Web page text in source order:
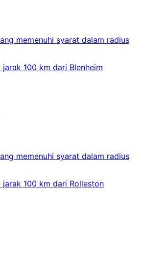
memenuhi syarat dalam radius
100 km dari Blenheim
memenuhi syarat dalam radius
jarak 100 km dari Rolleston